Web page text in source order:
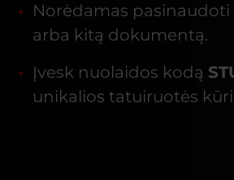
Norėdamas
arba kitą dokumentą.
Įvesk nuolaidos kodą
unikalios tatuiruotės